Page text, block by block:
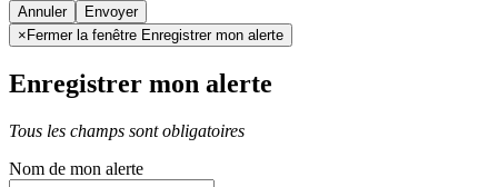
Annuler
× Fermer la fenêtre Enregistrer mon alerte
Enregistrer mon alerte
Tous les champs sont obligatoires
Nom de mon alerte